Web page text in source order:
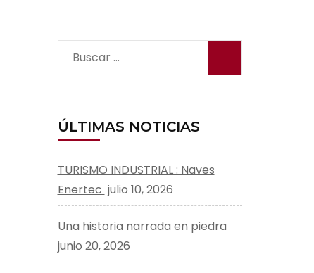
Buscar:
ÚLTIMAS NOTICIAS
TURISMO INDUSTRIAL : Naves
Enertec julio 10, 2026
Una historia narrada en piedra
junio 20, 2026